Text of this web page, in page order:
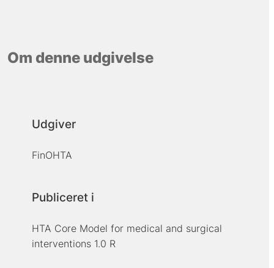
Om denne udgivelse
Udgiver
FinOHTA
Publiceret i
HTA Core Model for medical and surgical
interventions 1.0 R